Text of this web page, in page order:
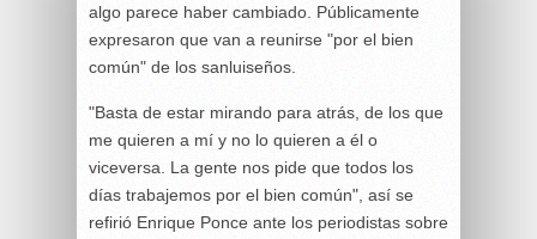
algo parece haber cambiado. Públicamente
expresaron que van a reunirse "por el bien
común" de los sanluiseños.
"Basta de estar mirando para atrás, de los que
me quieren a mí y no lo quieren a él o
viceversa. La gente nos pide que todos los
días trabajemos por el bien común", así se
refirió Enrique Ponce ante los periodistas sobre